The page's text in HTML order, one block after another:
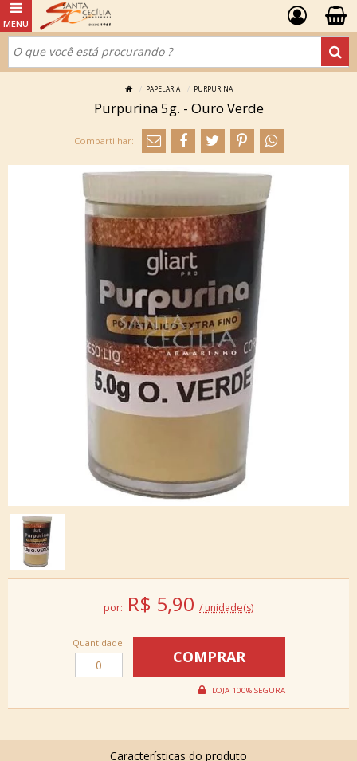
PAPELARIA PURPURINA
Purpurina 5g. - Ouro Verde
por: R$ 5,90 / unidade(s)
Quantidade: